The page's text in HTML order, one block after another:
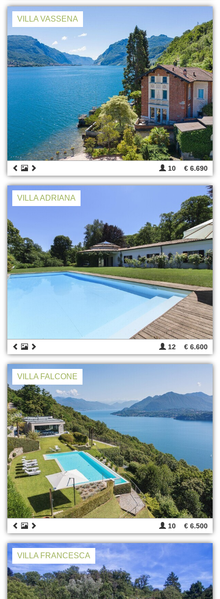
VILLA VASSENA
10 € 6.690
VILLA ADRIANA
12 € 6.600
VILLA FALCONE
10 € 6.500
VILLA FRANCESCA